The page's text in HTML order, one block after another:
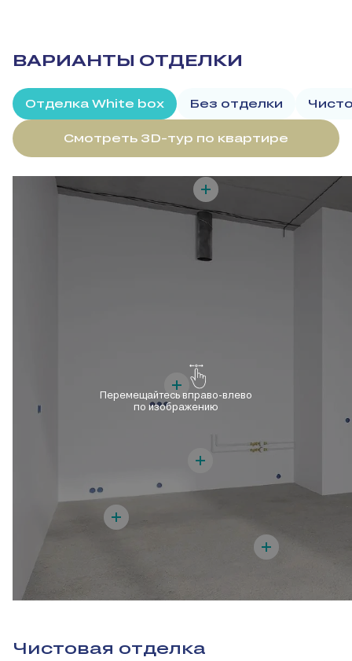
ВАРИАНТЫ ОТДЕЛКИ
Отделка White box Без отделки
Смотреть 3D-тур по квартире
Перемещайтесь вправо-влево
по изображению
Чистовая отделка